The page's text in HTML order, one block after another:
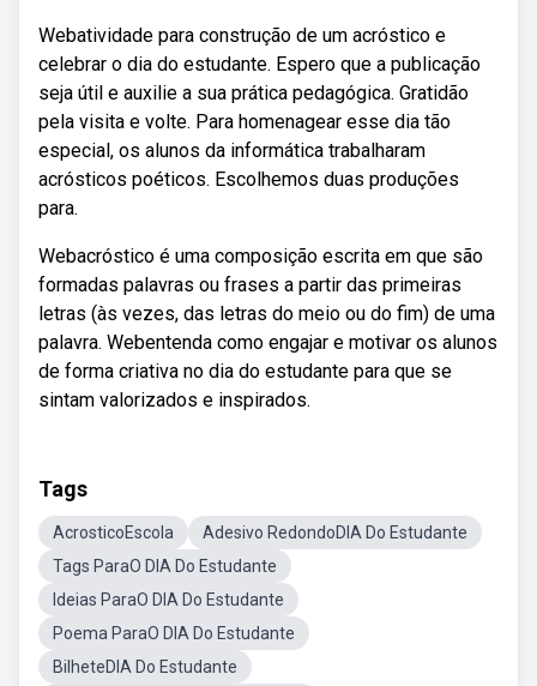
Webatividade para construção de um acróstico e
celebrar o dia do estudante. Espero que a publicação
seja útil e auxilie a sua prática pedagógica. Gratidão
pela visita e volte. Para homenagear esse dia tão
especial, os alunos da informática trabalharam
acrósticos poéticos. Escolhemos duas produções
para.
Webacróstico é uma composição escrita em que são
formadas palavras ou frases a partir das primeiras
letras (às vezes, das letras do meio ou do fim) de uma
palavra. Webentenda como engajar e motivar os alunos
de forma criativa no dia do estudante para que se
sintam valorizados e inspirados.
Tags
AcrosticoEscola
Adesivo RedondoDIA Do Estudante
Tags ParaO DIA Do Estudante
Ideias ParaO DIA Do Estudante
Poema ParaO DIA Do Estudante
BilheteDIA Do Estudante